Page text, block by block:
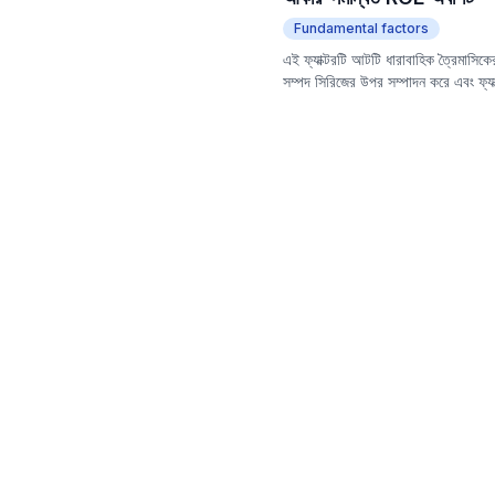
Fundamental factors
এই ফ্যাক্টরটি আটটি ধারাবাহিক
সম্পদ সিরিজের উপর সম্পাদন করে এবং